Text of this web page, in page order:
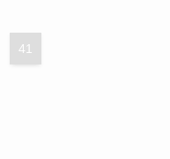
41